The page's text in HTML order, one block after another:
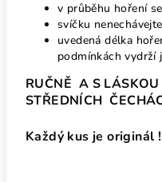
v průběhu hoření
svíčku
uvedená délka
podmínkách vydrží
RUČNĚ A S
STŘEDNÍCH
Každý kus je originál !